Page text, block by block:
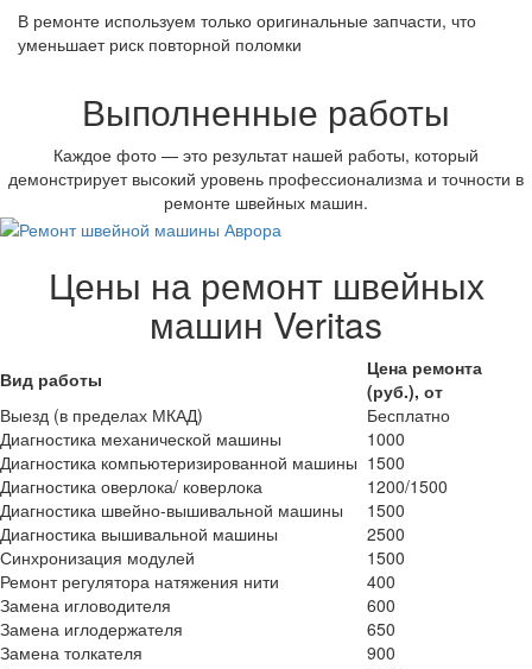
В ремонте используем только оригинальные запчасти, что
уменьшает риск повторной поломки
Выполненные работы
Каждое фото — это результат нашей работы, который
демонстрирует высокий уровень профессионализма и точности в
ремонте швейных машин.
Цены на ремонт швейных
машин Veritas
Вид работы
Цена ремонта
(руб.), от
Выезд (в пределах МКАД)
Бесплатно
Диагностика механической машины
1000
Диагностика компьютеризированной машины 1500
Диагностика оверлока/ коверлока
1200/1500
Диагностика швейно-вышивальной машины
1500
Диагностика вышивальной машины
2500
Синхронизация модулей
1500
Ремонт регулятора натяжения нити
400
Замена игловодителя
600
Замена иглодержателя
650
Замена толкателя
900